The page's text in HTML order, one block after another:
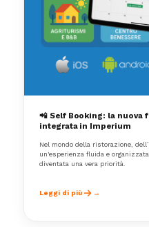
📲 Self Booking: la
integrata in Imperium
Nel mondo della ristorazione,
un'esperienza fluida e
diventata una vera priorità.
Leggi di più